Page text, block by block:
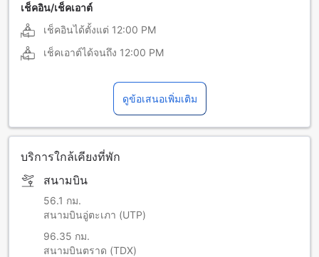
เช็คอิน/เช็คเอาต์
เช็คอินได้ตั้งแต่ 12:00 PM
เช็คเอาต์ได้จนถึง 12:00 PM
ดูข้อเสนอเพิ่มเติม
บริการใกล้เคียงที่พัก
สนามบิน
56.1 กม.
สนามบินอู่ตะเภา (UTP)
96.35 กม.
สนามบินตราด (TDX)